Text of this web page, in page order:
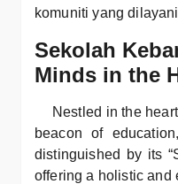
komuniti yang
Sekolah
Minds in the
Nestled in the
beacon of
distinguished by its
offering a holistic and